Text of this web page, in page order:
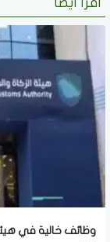
اقرأ أيضا
وظائف خالية في هيئة